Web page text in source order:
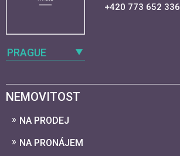
PRAGUE
+420 773 652 336
NEMOVITOST
NA PRODEJ
NA PRONÁJEM